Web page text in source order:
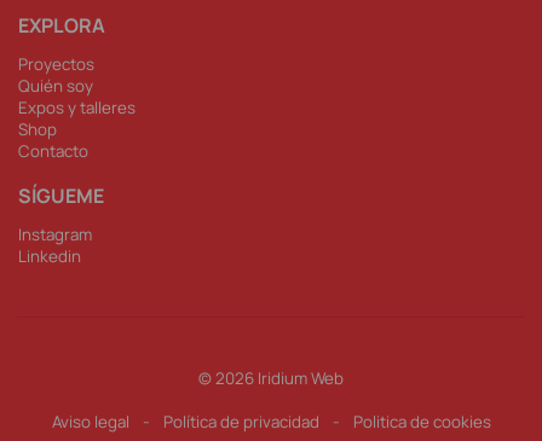
EXPLORA
Proyectos
Quién soy
Expos y talleres
Shop
Contacto
SÍGUEME
Instagram
Linkedin
© 2026 Iridium Web
Aviso legal
- Política de privacidad - Politica de cookies